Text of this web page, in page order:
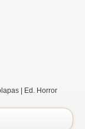
| Ed. Horror